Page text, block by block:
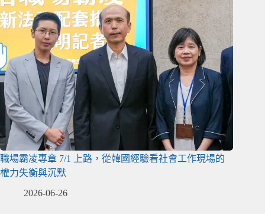
職場霸凌專章 7/1 上路，從韓國經驗看社會工作現場的
權力失衡與沉默
2026-06-26